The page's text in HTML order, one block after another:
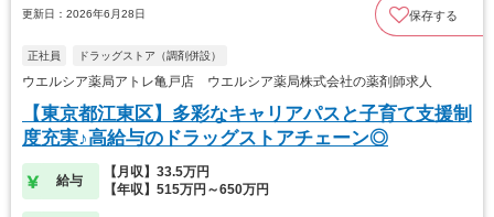
更新日：2026年6月28日 保存する
正社員 ドラッグストア（調剤併設）
ウエルシア薬局アトレ亀戸店 ウエルシア薬局株式会社の薬剤師求人
【東京都江東区】多彩なキャリアパスと子育て支援制
度充実♪高給与のドラッグストアチェーン◎
給与
【月収】33.5万円
【年収】515万円～650万円